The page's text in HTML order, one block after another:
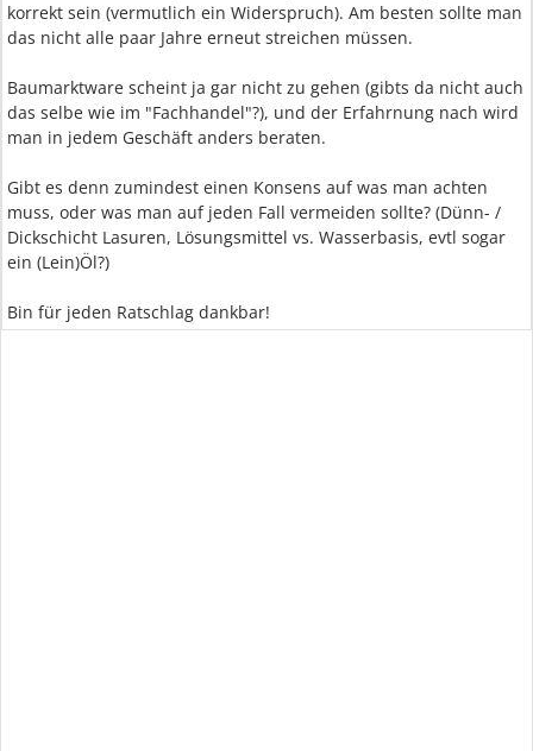
korrekt sein (vermutlich ein Widerspruch). Am besten sollte man
das nicht alle paar Jahre erneut streichen müssen.
Baumarktware scheint ja gar nicht zu gehen (gibts da nicht auch
das selbe wie im "Fachhandel"?), und der Erfahrnung nach wird
man in jedem Geschäft anders beraten.
Gibt es denn zumindest einen Konsens auf was man achten
muss, oder was man auf jeden Fall vermeiden sollte? (Dünn- /
Dickschicht Lasuren, Lösungsmittel vs. Wasserbasis, evtl sogar
ein (Lein)Öl?)
Bin für jeden Ratschlag dankbar!